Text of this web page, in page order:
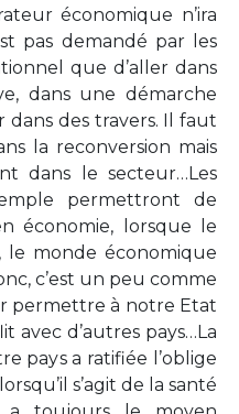
économique n’ira
pas demandé par les
que d’aller dans
dans une démarche
dans des travers. Il faut
la reconversion mais
dans le secteur…Les
permettront de
économie, lorsque le
le monde économique
c’est un peu comme
permettre à notre Etat
avec d’autres pays…La
pays a ratifiée l’oblige
s’agit de la santé